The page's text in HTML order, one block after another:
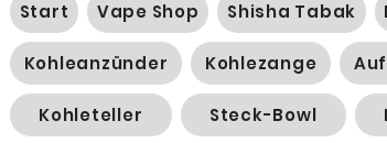
Start Vape Shop Shisha Tabak
Kohleanzünder Kohlezange
Kohleteller Steck-Bowl